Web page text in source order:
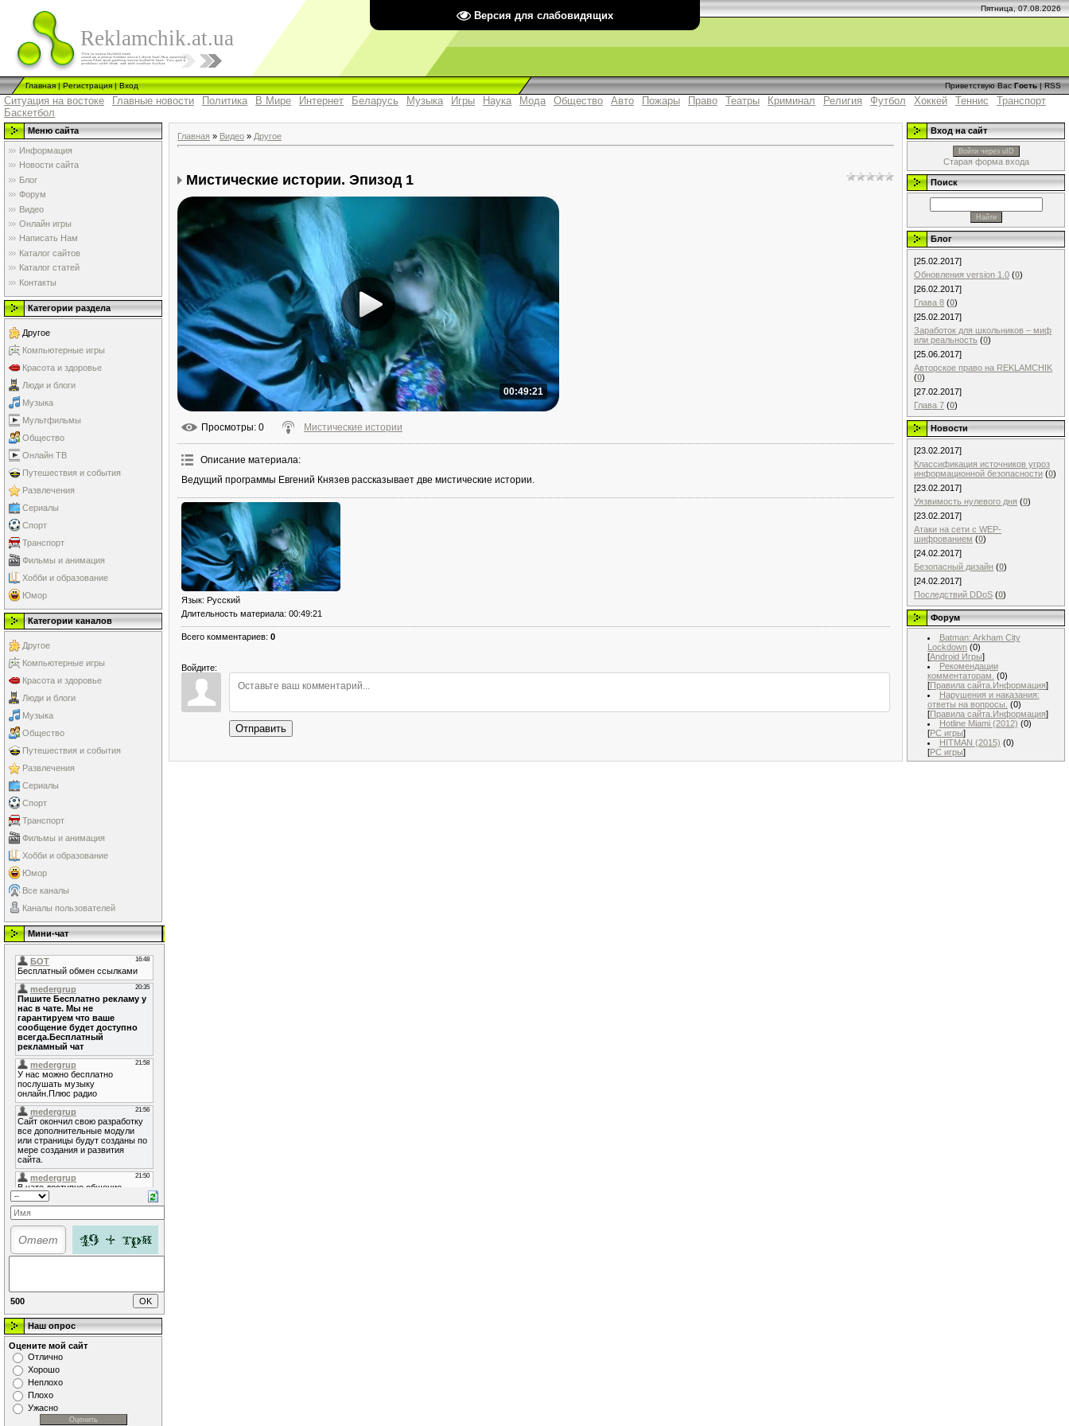
Версия для слабовидящих
Пятница, 07.08.2026
Reklamchik.at.ua
Главная|Регистрация|Вход Приветствую Вас Гость|RSS
Ситуация на востоке Главные новости Политика В Мире Интернет Беларусь Музыка Игры Наука Мода Общество Авто Пожары Право Театры Криминал Религия Футбол Хоккей Теннис
Транспорт
Баскетбол
Меню сайта
Информация
Новости сайта
Блог
Форум
Видео
Онлайн игры
Написать Нам
Каталог сайтов
Каталог статей
Контакты
Категории раздела
Другое
Компьютерные игры
Красота и здоровье
Люди и блоги
Музыка
Мультфильмы
Общество
Онлайн ТВ
Путешествия и события
Развлечения
Сериалы
Спорт
Транспорт
Фильмы и анимация
Хобби и образование
Юмор
Категории каналов
Другое
Компьютерные игры
Красота и здоровье
Люди и блоги
Музыка
Общество
Путешествия и события
Развлечения
Сериалы
Спорт
Транспорт
Фильмы и анимация
Хобби и образование
Юмор
Все каналы
Каналы пользователей
Мини-чат
500
Наш опрос
Оцените мой сайт
Отлично
Хорошо
Неплохо
Плохо
Ужасно
Главная » Видео » Другое
Мистические истории. Эпизод 1
00:49:21
Просмотры: 0 Мистические истории
Описание материала:
Ведущий программы Евгений Князев рассказывает две мистические истории.
Язык: Русский
Длительность материала: 00:49:21
Всего комментариев: 0
Войдите:
Отправить
Вход на сайт
Войти через uID
Старая форма входа
Поиск
Блог
[25.02.2017]
Обновления version 1.0 (0)
[26.02.2017]
Глава 8 (0)
[25.02.2017]
Заработок для школьников – миф
или реальность (0)
[25.06.2017]
Авторское право на REKLAMCHIK
(0)
[27.02.2017]
Глава 7 (0)
Новости
[23.02.2017]
Классификация источников угроз
информационной безопасности (0)
[23.02.2017]
Уязвимость нулевого дня (0)
[23.02.2017]
Атаки на сети с WEP-
шифрованием (0)
[24.02.2017]
Безопасный дизайн (0)
[24.02.2017]
Последствий DDoS (0)
Форум
Batman: Arkham City
Lockdown (0)
[Android Игры]
Рекомендации
комментаторам. (0)
[Правила сайта.Информация]
Нарушения и наказания:
ответы на вопросы. (0)
[Правила сайта.Информация]
Hotline Miami (2012) (0)
[PC игры]
HITMAN (2015) (0)
[PC игры]